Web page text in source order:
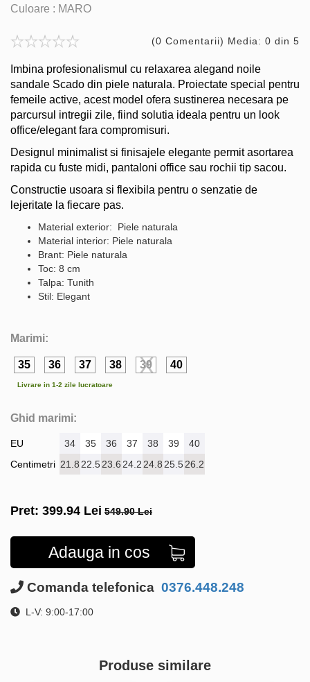
Culoare : MARO
(0 Comentarii) Media: 0 din 5
Imbina profesionalismul cu relaxarea alegand noile
sandale Scado din piele naturala. Proiectate special pentru
femeile active, acest model ofera sustinerea necesara pe
parcursul intregii zile, fiind solutia ideala pentru un look
office/elegant fara compromisuri.
Designul minimalist si finisajele elegante permit asortarea
rapida cu fuste midi, pantaloni office sau rochii tip sacou.
Constructie usoara si flexibila pentru o senzatie de
lejeritate la fiecare pas.
Material exterior: Piele naturala
Material interior: Piele naturala
Brant: Piele naturala
Toc: 8 cm
Talpa: Tunith
Stil: Elegant
Marimi:
35 36 37 38 39 40
Livrare in 1-2 zile lucratoare
Ghid marimi:
EU
Centimetri
34 35 36 37 38 39
40
21.8 22.523.6 24.2 24.8 25.526.2
Pret: 399.94 Lei 549.90 Lei
Adauga in cos
Comanda telefonica 0376.448.248
L-V: 9:00-17:00
Produse similare